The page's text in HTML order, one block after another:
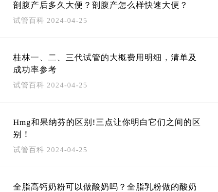
剖腹产后多久大便？剖腹产怎么样快速大便？
试管百科 2024-04-25
桂林一、二、三代试管的大概费用明细，清单及
成功率参考
试管百科 2024-04-25
Hmg和果纳芬的区别!三点让你明白它们之间的区
别！
试管百科 2024-04-25
全脂高钙奶粉可以做酸奶吗？全脂乳粉做的酸奶